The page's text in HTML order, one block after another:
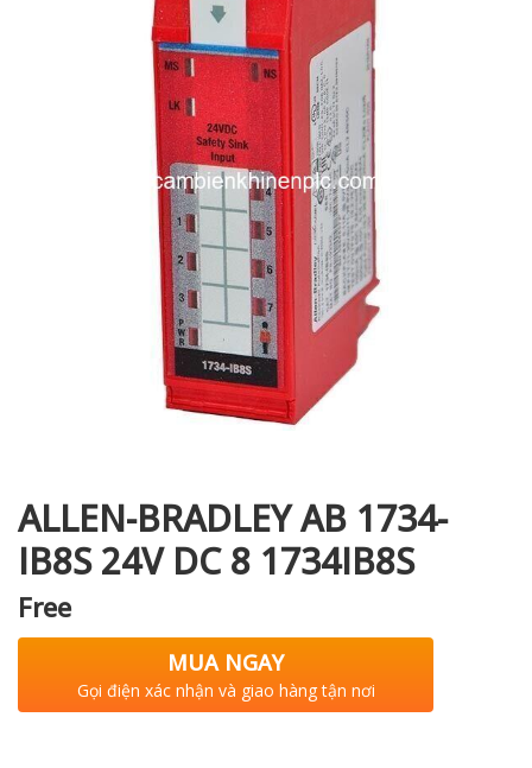
ALLEN-BRADLEY AB 1734-
IB8S 24V DC 8 1734IB8S
Free
MUA NGAY
Gọi điện xác nhận và giao hàng tận nơi